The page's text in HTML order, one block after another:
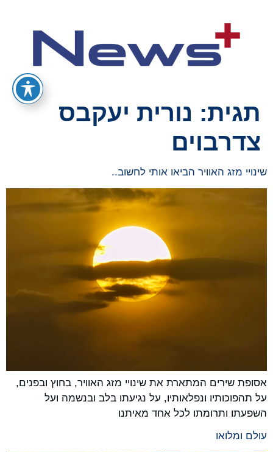
תגית: נורית יעקבס
צדרבוים
שינויי מזג האוויר הביאו אותי לחשוב..
אסופת שירים המתארת את שינויי מזג האוויר, בחוץ ובפנים,
על תהפוכותיו ונפלאותיו, על נגיעתו בלב ובנשמה ועל
השפעתו ותרומתו לכל אחד מאיתנו
עולם ומלואו